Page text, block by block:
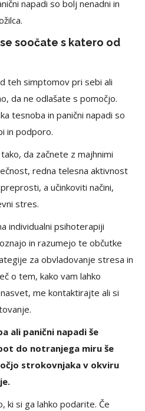
napadi so bolj nenadni in
soočate s katero od
teh simptomov pri sebi ali
da ne odlašate s pomočjo.
tesnoba in panični napadi so
in podporo.
tako, da začnete z majhnimi
redna telesna aktivnost
a učinkoviti načini,
stres.
individualni psihoterapiji
in razumejo te občutke
za obvladovanje stresa in
o tem, kako vam lahko
me kontaktirajte ali si
ali panični napadi še
do notranjega miru še
strokovnjaka v okviru
ki si ga lahko podarite. Če